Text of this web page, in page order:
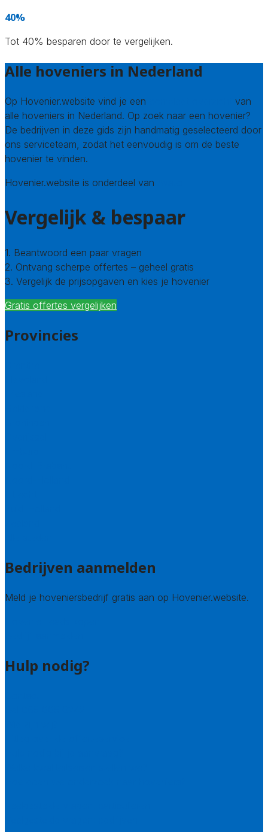
40%
Tot 40% besparen door te vergelijken.
Alle hoveniers in Nederland
Op Hovenier.website vind je een
van
alle hoveniers in Nederland. Op zoek naar een hovenier?
De bedrijven in deze gids zijn handmatig geselecteerd door
ons serviceteam, zodat het eenvoudig is om de beste
hovenier te vinden.
Hovenier.website is onderdeel van
Vergelijk & bespaar
1. Beantwoord een paar vragen
2. Ontvang scherpe offertes – geheel gratis
3. Vergelijk de prijsopgaven en kies je hovenier
Gratis offertes vergelijken
Provincies
Bedrijven aanmelden
Meld je hoveniersbedrijf gratis aan op Hovenier.website.
Hulp nodig?